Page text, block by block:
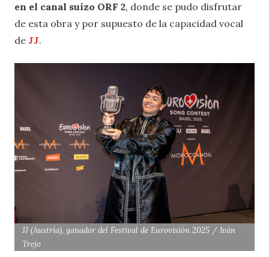
en el canal suizo ORF 2, donde se pudo disfrutar
de esta obra y por supuesto de la capacidad vocal
de JJ.
JJ (Austria), ganador del Festival de Eurovisión 2025 / Iván
Trejo